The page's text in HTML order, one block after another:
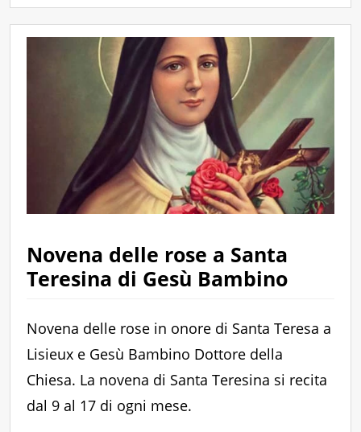
Novena delle rose a Santa
Teresina di Gesù Bambino
Novena delle rose in onore di Santa Teresa a
Lisieux e Gesù Bambino Dottore della
Chiesa. La novena di Santa Teresina si recita
dal 9 al 17 di ogni mese.